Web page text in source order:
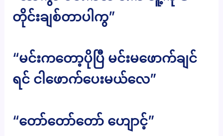
တိုင်းချစ်တာပါကွ”
“မင်းကတော့ပိုပြီ မင်းမဖောက်ချင်
ရင် ငါဖောက်ပေးမယ်လေ”
“တော်တော်တော် ဟျောင့်”